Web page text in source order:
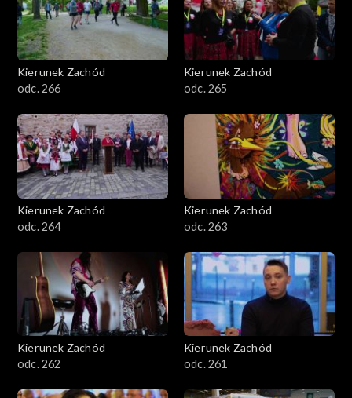
Kierunek Zachód
odc. 266
Kierunek Zachód
odc. 265
Kierunek Zachód
odc. 264
Kierunek Zachód
odc. 263
Kierunek Zachód
odc. 262
Kierunek Zachód
odc. 261